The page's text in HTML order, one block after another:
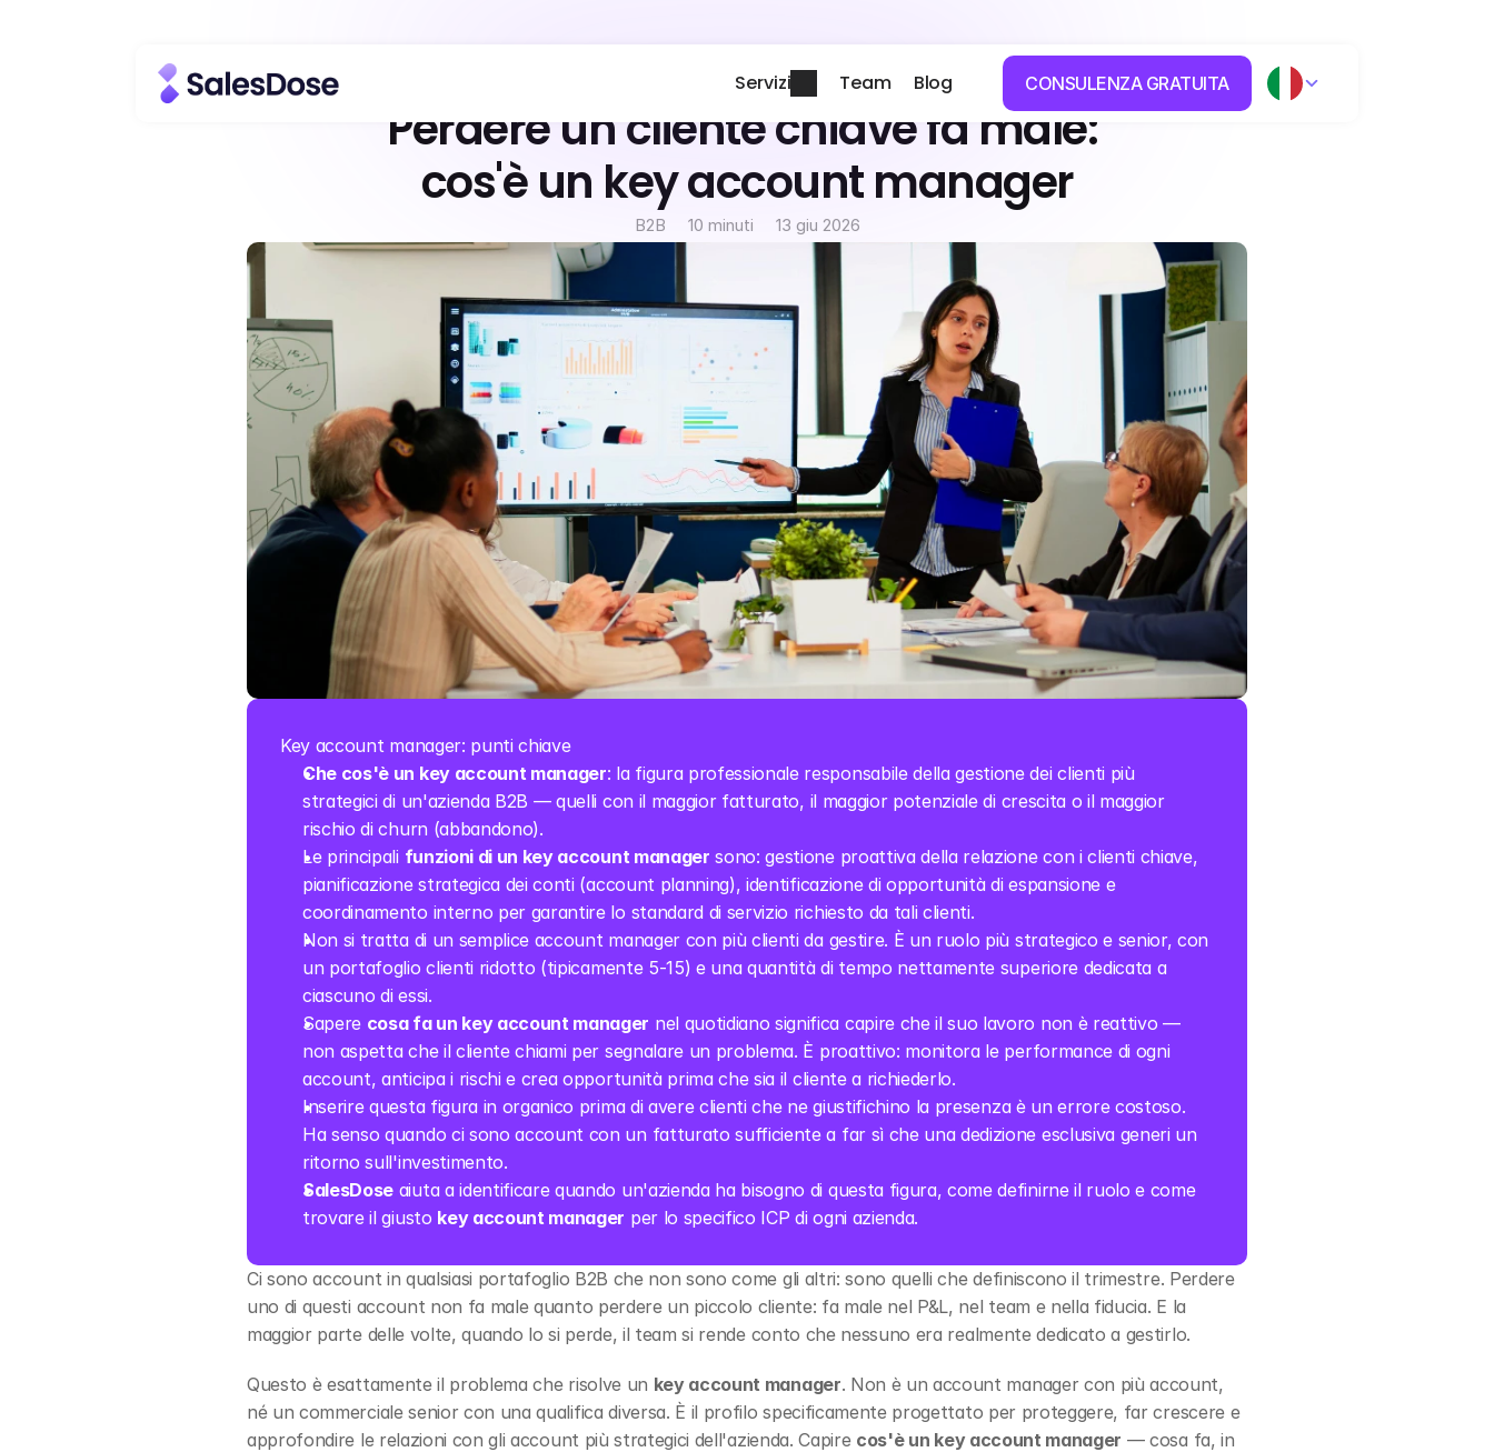
Servizi Team Blog CONSULENZA GRATUITA
Perdere un cliente chiave fa male:
cos'è un key account manager
B2B 10 minuti 13 giu 2026
Key account manager: punti chiave
Che cos'è un key account manager: la figura professionale responsabile della gestione dei clienti più
strategici di un'azienda B2B — quelli con il maggior fatturato, il maggior potenziale di crescita o il maggior
rischio di churn (abbandono).
Le principali funzioni di un key account manager sono: gestione proattiva della relazione con i clienti chiave,
pianificazione strategica dei conti (account planning), identificazione di opportunità di espansione e
coordinamento interno per garantire lo standard di servizio richiesto da tali clienti.
Non si tratta di un semplice account manager con più clienti da gestire. È un ruolo più strategico e senior, con
un portafoglio clienti ridotto (tipicamente 5-15) e una quantità di tempo nettamente superiore dedicata a
ciascuno di essi.
Sapere cosa fa un key account manager nel quotidiano significa capire che il suo lavoro non è reattivo —
non aspetta che il cliente chiami per segnalare un problema. È proattivo: monitora le performance di ogni
account, anticipa i rischi e crea opportunità prima che sia il cliente a richiederlo.
Inserire questa figura in organico prima di avere clienti che ne giustifichino la presenza è un errore costoso.
Ha senso quando ci sono account con un fatturato sufficiente a far sì che una dedizione esclusiva generi un
ritorno sull'investimento.
SalesDose aiuta a identificare quando un'azienda ha bisogno di questa figura, come definirne il ruolo e come
trovare il giusto key account manager per lo specifico ICP di ogni azienda.
Ci sono account in qualsiasi portafoglio B2B che non sono come gli altri: sono quelli che definiscono il trimestre. Perdere
uno di questi account non fa male quanto perdere un piccolo cliente: fa male nel P&L, nel team e nella fiducia. E la
maggior parte delle volte, quando lo si perde, il team si rende conto che nessuno era realmente dedicato a gestirlo.
Questo è esattamente il problema che risolve un key account manager. Non è un account manager con più account,
né un commerciale senior con una qualifica diversa. È il profilo specificamente progettato per proteggere, far crescere e
approfondire le relazioni con gli account più strategici dell'azienda. Capire cos'è un key account manager — cosa fa, in